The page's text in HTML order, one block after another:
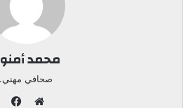
محمد
صحافي مهني.